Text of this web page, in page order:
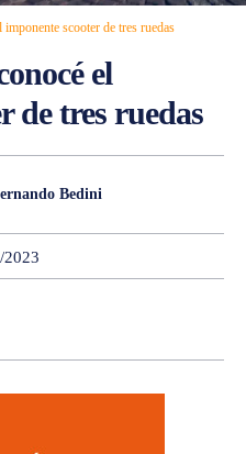
scooter de tres ruedas
el
de tres ruedas
Bedini
2023